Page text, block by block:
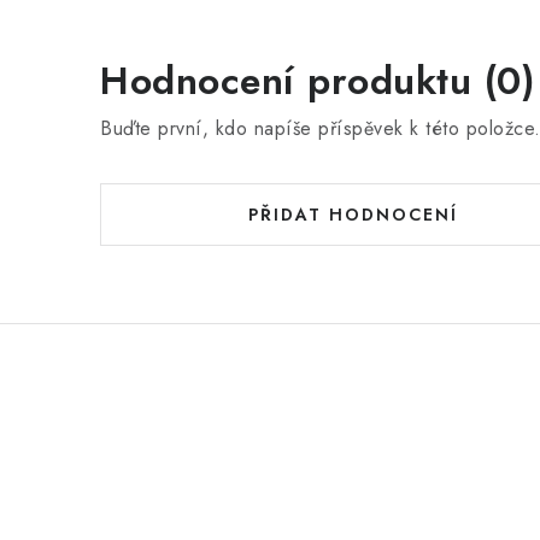
Hodnocení produktu (0)
Buďte první, kdo napíše příspěvek k této položce.
PŘIDAT HODNOCENÍ